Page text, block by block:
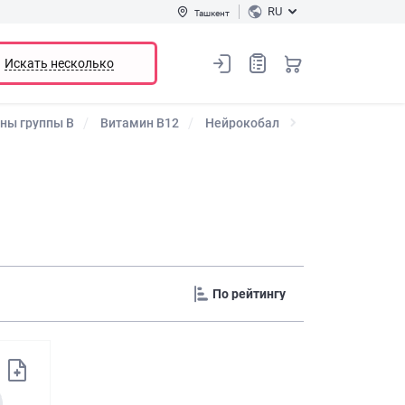
Ташкент RU
Искать несколько
группы В Витамин В12 Нейрокобал